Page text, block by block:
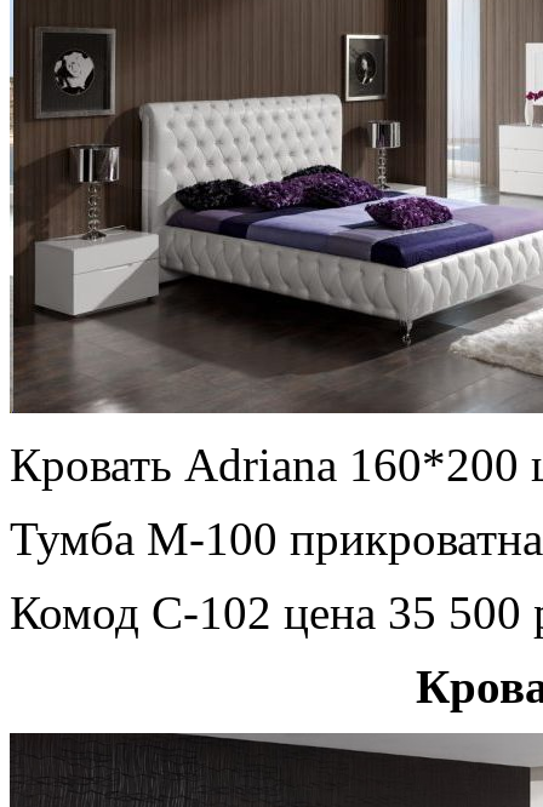
Кровать Adriana 160*200
Тумба М-100
Комод С-102 цена 35 500